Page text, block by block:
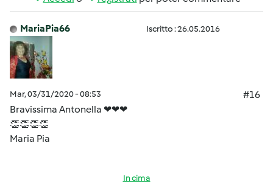
MariaPia66 Iscritto : 26.05.2016
Mar, 03/31/2020 - 08:53
#16
Bravissima Antonella ❤❤❤
👏👏👏👏
Maria Pia
In cima